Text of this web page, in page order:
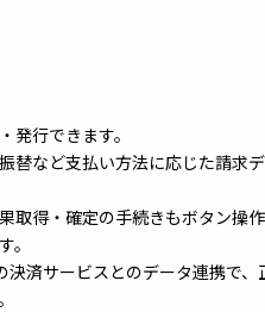
発行できます。
替など支払い方法に応じた請求デ
取得・確定の手続きもボタン操作
。
決済サービスとのデータ連携で、